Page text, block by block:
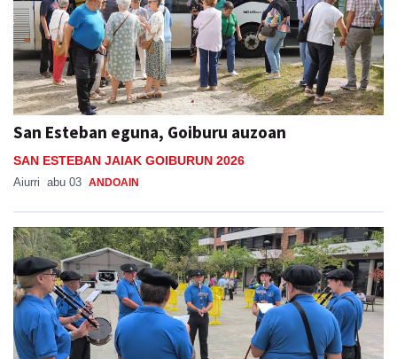
San Esteban eguna, Goiburu auzoan
SAN ESTEBAN JAIAK GOIBURUN 2026
Aiurri abu 03 ANDOAIN